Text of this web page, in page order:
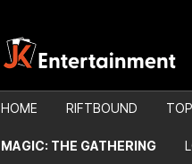
HOME RIFTBOUND
MAGIC: THE GATHERING